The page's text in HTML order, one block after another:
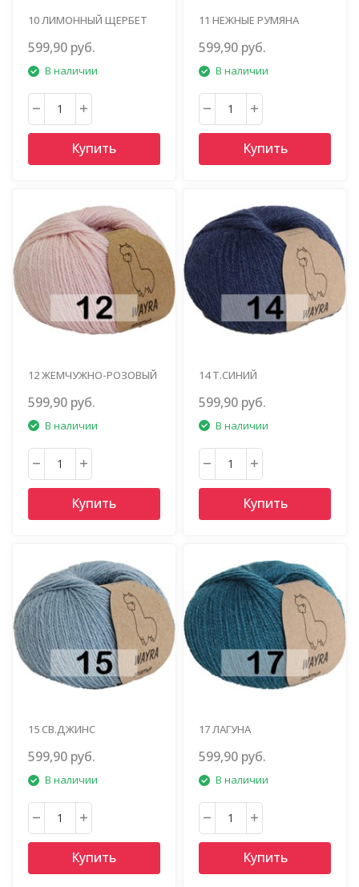
10 ЛИМОННЫЙ ЩЕРБЕТ
599,90 руб.
В наличии
Купить
11 НЕЖНЫЕ РУМЯНА
599,90 руб.
В наличии
Купить
12 ЖЕМЧУЖНО-РОЗОВЫЙ
599,90 руб.
В наличии
Купить
14 Т.СИНИЙ
599,90 руб.
В наличии
Купить
15 СВ.ДЖИНС
599,90 руб.
В наличии
Купить
17 ЛАГУНА
599,90 руб.
В наличии
Купить